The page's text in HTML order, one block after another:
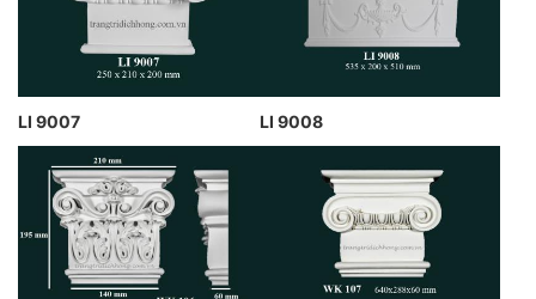
LI 9007 LI 9008